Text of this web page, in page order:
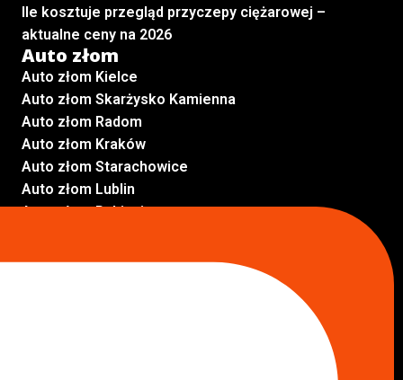
Ile kosztuje przegląd przyczepy ciężarowej –
aktualne ceny na 2026
Auto złom
Auto złom Kielce
Auto złom Skarżysko Kamienna
Auto złom Radom
Auto złom Kraków
Auto złom Starachowice
Auto złom Lublin
Auto złom Pabianice